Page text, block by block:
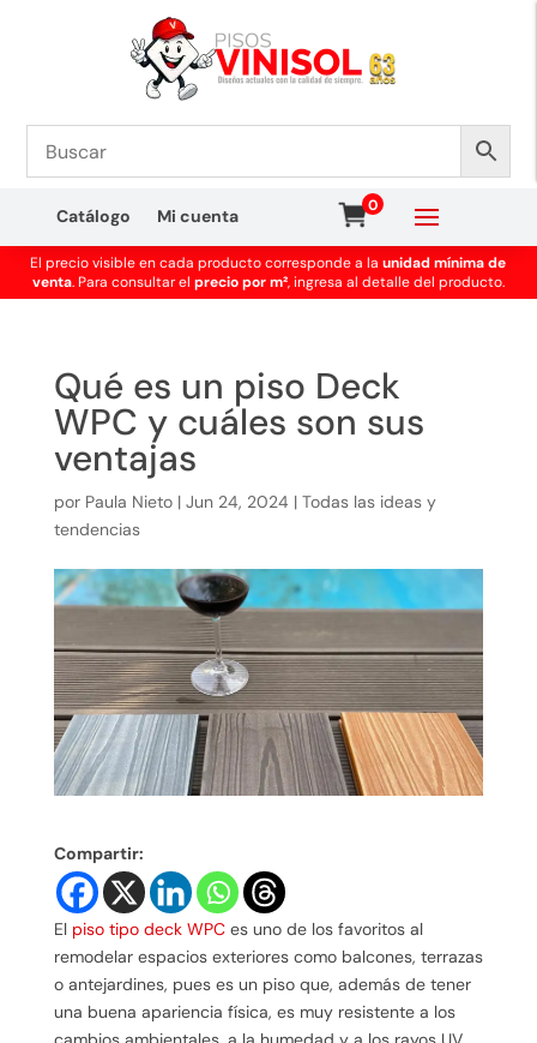
Catálogo Mi cuenta
0
El precio visible en cada producto corresponde a launidad mínima de
venta. Para consultar el precio por m², ingresa al detalle del producto.
Qué es un piso Deck
WPC y cuáles son sus
ventajas
por Paula Nieto| Jun 24, 2024 | Todas las ideas y
tendencias
Compartir:
El piso tipo deck WPCes uno de los favoritos al
remodelar espacios exteriores como balcones, terrazas
o antejardines, pues es un piso que, además de tener
una buena apariencia física, es muy resistente a los